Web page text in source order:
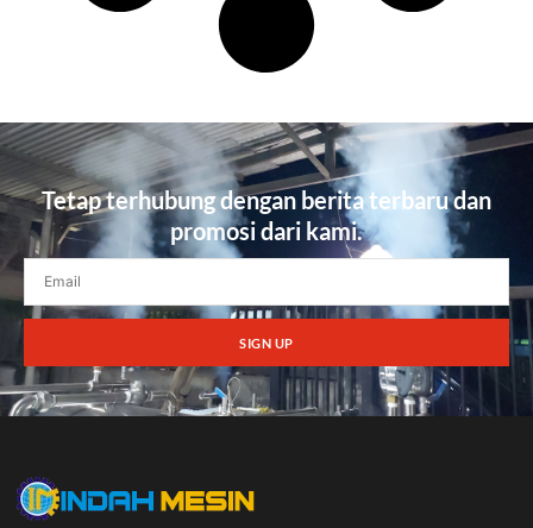
Tetap terhubung dengan berita terbaru dan
promosi dari kami.
SIGN UP